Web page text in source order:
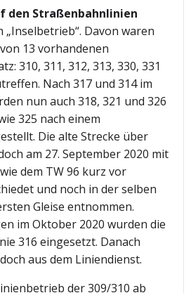
den Straßenbahnlinien
„Inselbetrieb“. Davon waren
13 vorhandenen
310, 311, 312, 313, 330, 331
Nach 317 und 314 im
nun auch 318, 321 und 326
325 nach einem
Die alte Strecke über
am 27. September 2020 mit
dem TW 96 kurz vor
und noch in der selben
Gleise entnommen.
im Oktober 2020 wurden die
316 eingesetzt. Danach
aus dem Liniendienst.
der 309/310 ab